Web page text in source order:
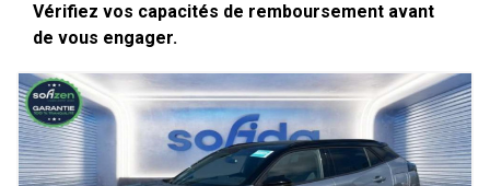
Vérifiez vos capacités de remboursement avant
de vous engager.